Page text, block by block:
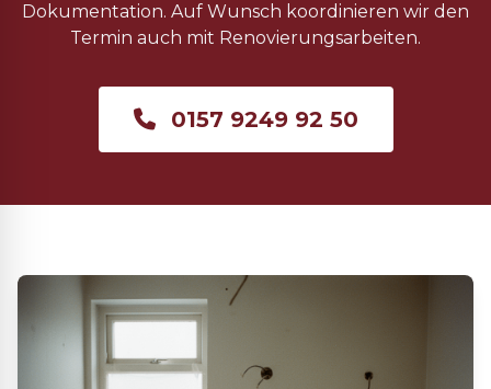
Dokumentation. Auf Wunsch koordinieren wir den
Termin auch mit Renovierungsarbeiten.
0157 9249 92 50